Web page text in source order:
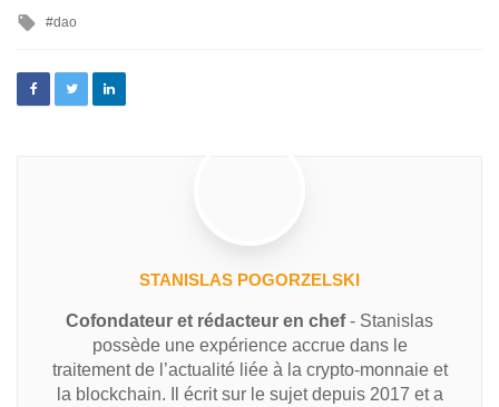
dao
STANISLAS POGORZELSKI
Cofondateur et rédacteur en chef- Stanislas
possède une expérience accrue dans le
traitement de l’actualité liée à la crypto-monnaie et
la blockchain. Il écrit sur le sujet depuis 2017 et a